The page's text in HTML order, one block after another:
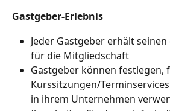
Gastgeber-Erlebnis
Jeder Gastgeber erhält
für die Mitgliedschaft
Gastgeber können festlegen,
Kurssitzungen/
in ihrem Unternehmen